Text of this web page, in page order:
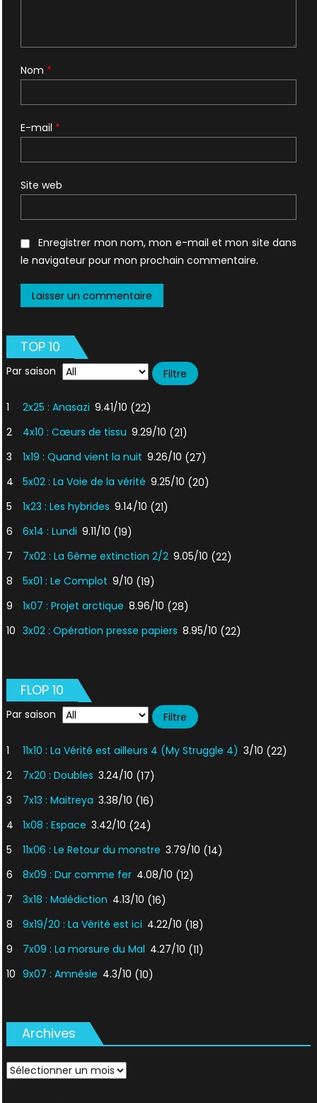
Nom *
E-mail *
Site web
Enregistrer mon nom, mon e-mail et mon site dans
le navigateur pour mon prochain commentaire.
TOP 10
Par saison
1 2x25 : Anasazi 9.41/10 (22)
2
4x10 : Cœurs de tissu 9.29/10 (21)
3
1x19 : Quand vient la nuit 9.26/10 (27)
4
5x02 : La Voie de la vérité 9.25/10 (20)
5
1x23 : Les hybrides 9.14/10 (21)
6
6x14 : Lundi 9.11/10 (19)
7
7x02 : La 6ème extinction 2/2 9.05/10 (22)
8
5x01 : Le Complot 9/10 (19)
9
1x07 : Projet arctique 8.96/10 (28)
10 3x02 : Opération presse papiers 8.95/10 (22)
FLOP 10
Par saison
1 11x10 : La Vérité est ailleurs 4 (My Struggle 4) 3/10 (22)
2
7x20 : Doubles 3.24/10 (17)
3
7x13 : Maitreya 3.38/10 (16)
4
1x08 : Espace 3.42/10 (24)
5
11x06 : Le Retour du monstre 3.79/10 (14)
6
8x09 : Dur comme fer 4.08/10 (12)
7
3x18 : Malédiction 4.13/10 (16)
8
9x19/20 : La Vérité est ici 4.22/10 (18)
9
7x09 : La morsure du Mal 4.27/10 (11)
10 9x07 : Amnésie 4.3/10 (10)
Archives
Archives